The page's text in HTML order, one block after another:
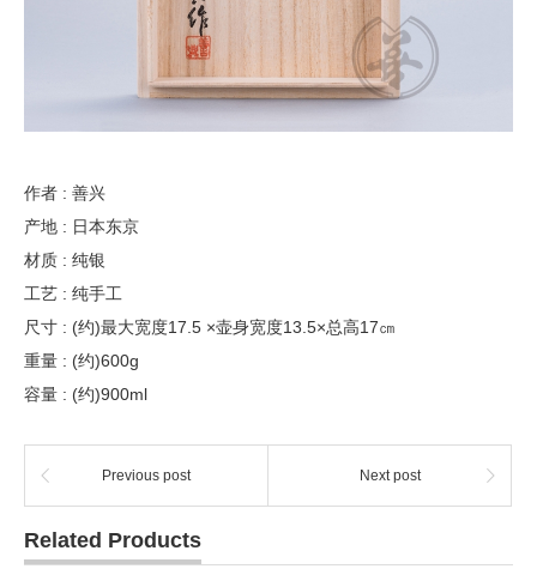
作者 : 善兴
产地 : 日本东京
材质 : 纯银
工艺 : 纯手工
尺寸 : (约)最大宽度17.5 ×壶身宽度13.5×总高17㎝
重量 : (约)600g
容量 : (约)900ml
Previous post Next post
Related Products